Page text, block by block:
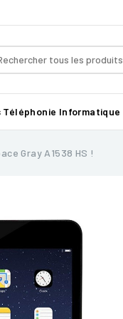
Téléphonie Informatique
Gray A1538 HS !